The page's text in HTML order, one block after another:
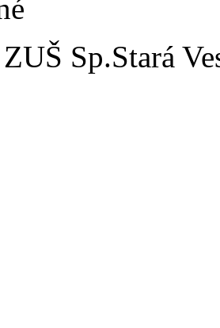
Sp.Stará